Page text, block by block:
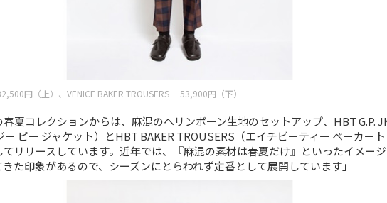
円（上）、VENICE BAKER TROUSERS 53,900円（下）
春夏コレクションからは、麻混のヘリンボーン生地のセットアップ、HBT G.P.
ー ピー ジャケット）とHBT BAKER TROUSERS（エイチビーティー ベーカー
リリースしています。近年では、『麻混の素材は春夏だけ』といったイメー
た印象があるので、シーズンにとらわれず定番として展開しています」